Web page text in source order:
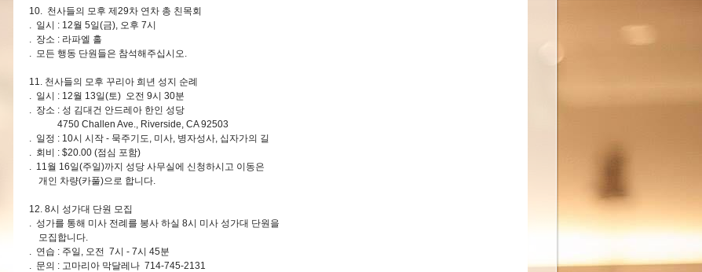
10. 천사들의 모후 제29차 연차 총 친목회
. 일시 : 12월 5일(금), 오후 7시
. 장소 : 라파엘 홀
. 모든 행동 단원들은 참석해주십시오.
11. 천사들의 모후 꾸리아 희년 성지 순례
. 일시 : 12월 13일(토) 오전 9시 30분
. 장소 : 성 김대건 안드레아 한인 성당
4750 Challen Ave., Riverside, CA 92503
. 일정 : 10시 시작 - 묵주기도, 미사, 병자성사, 십자가의 길
. 회비 : $20.00 (점심 포함)
. 11월 16일(주일)까지 성당 사무실에 신청하시고 이동은
개인 차량(카풀)으로 합니다.
12. 8시 성가대 단원 모집
. 성가를 통해 미사 전례를 봉사 하실 8시 미사 성가대 단원을
모집합니다.
. 연습 : 주일, 오전 7시 - 7시 45분
. 문의 : 고마리아 막달레나 714-745-2131